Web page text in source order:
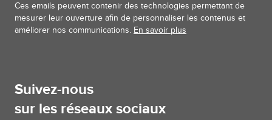
Ces emails peuvent contenir des technologies permettant de
mesurer leur ouverture afin de personnaliser les contenus et
améliorer nos communications. En savoir plus
Suivez-nous
sur les réseaux sociaux